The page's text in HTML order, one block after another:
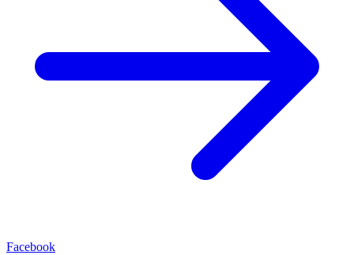
Facebook